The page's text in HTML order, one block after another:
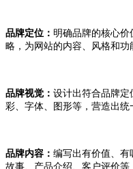
品牌定位 ： 明确品牌的核心
略，为网站的内容、风格和功
品牌视觉： 设计出符合品牌定
彩、字体、图形等，营造出统
品牌内容： 编写出有价值、有
故事、产品介绍、客户评价等